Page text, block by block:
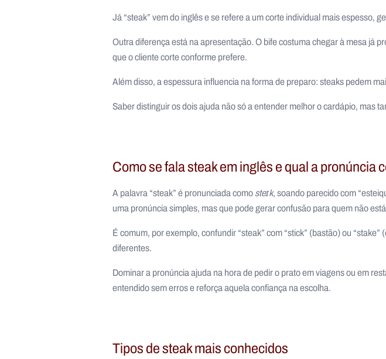
Já “steak” vem do inglês e se refere a um corte individual mais espesso,
Outra diferença está na apresentação. O bife costuma chegar à mesa já
que o cliente corte conforme prefere.
Além disso, a espessura influencia na forma de preparo: steaks pedem
Saber distinguir os dois ajuda não só a entender melhor o cardápio, mas
Como se fala steak em inglês e qual a pronúncia
A palavra “steak” é pronunciada comosteɪk, soando parecido com
uma pronúncia simples, mas que pode gerar confusão para quem não
É comum, por exemplo, confundir “steak” com “stick” (bastão) ou
diferentes.
Dominar a pronúncia ajuda na hora de pedir o prato em viagens ou em
entendido sem erros e reforça aquela confiança na escolha.
Tipos de steak mais conhecidos